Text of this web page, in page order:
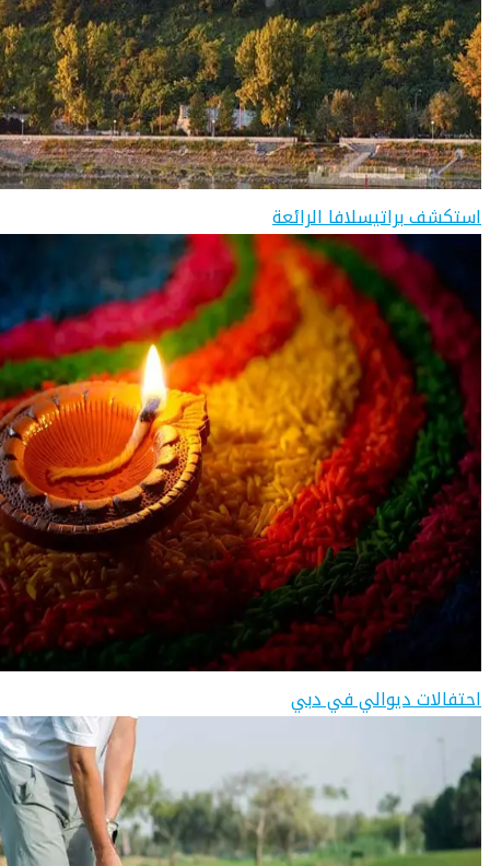
استكشف براتيسلافا الرائعة
احتفالات ديوالي في دبي